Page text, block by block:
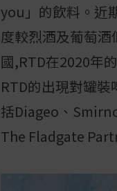
you」的飲料。近
度較烈酒及葡萄
國,RTD在2020年
RTD的出現對罐
括Diageo、
The Fladgate